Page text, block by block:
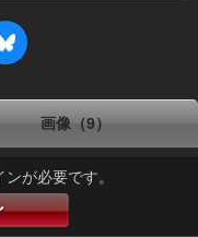
画像（9）
が必要です。